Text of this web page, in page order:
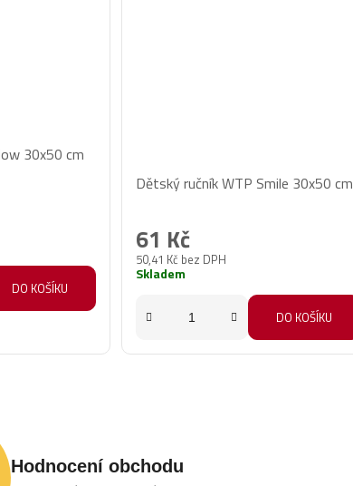
30x50 cm
DO KOŠÍKU
hodnocení
je
5,0
5
Dětský ručník WTP Smile 30x50 cm
50,41 Kč bez DPH
61 Kč
Skladem
DO KOŠÍKU
Hodnocení obchodu